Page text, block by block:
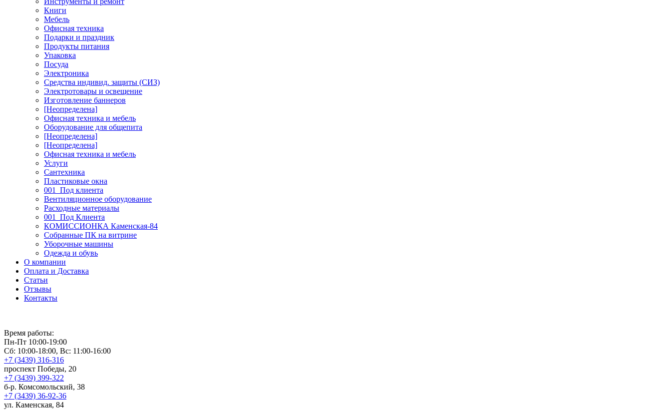
Книги
Мебель
Офисная техника
Подарки и праздник
Продукты питания
Упаковка
Посуда
Электроника
Средства индивид. защиты (СИЗ)
Электротовары и освещение
Изготовление баннеров
[Неопределена]
Офисная техника и мебель
Оборудование для общепита
[Неопределена]
[Неопределена]
Офисная техника и мебель
Услуги
Сантехника
Пластиковые окна
001_Под клиента
Вентиляционное оборудование
Расходные материалы
001_Под Клиента
КОМИССИОНКА Каменская-84
Собранные ПК на витрине
Уборочные машины
Одежда и обувь
О компании
Оплата и Доставка
Статьи
Отзывы
Контакты
Время работы:
Пн-Пт 10:00-19:00
Сб: 10:00-18:00, Вс: 11:00-16:00
+7 (3439) 316-316
проспект Победы, 20
+7 (3439) 399-322
б-р. Комсомольский, 38
+7 (3439) 36-92-36
ул. Каменская, 84